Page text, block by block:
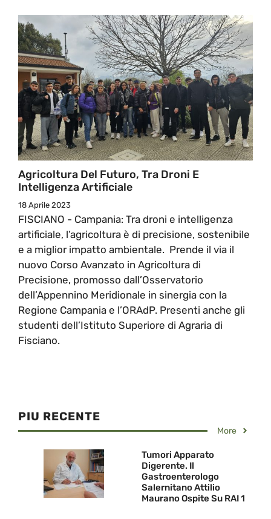
Agricoltura Del Futuro, Tra Droni E
Intelligenza Artificiale
18 Aprile 2023
FISCIANO - Campania: Tra droni e intelligenza
artificiale, l’agricoltura è di precisione, sostenibile
e a miglior impatto ambientale. Prende il via il
nuovo Corso Avanzato in Agricoltura di
Precisione, promosso dall’Osservatorio
dell’Appennino Meridionale in sinergia con la
Regione Campania e l’ORAdP. Presenti anche gli
studenti dell’Istituto Superiore di Agraria di
Fisciano.
PIU RECENTE
More
Tumori Apparato
Digerente. Il
Gastroenterologo
Salernitano Attilio
Maurano Ospite Su RAI 1